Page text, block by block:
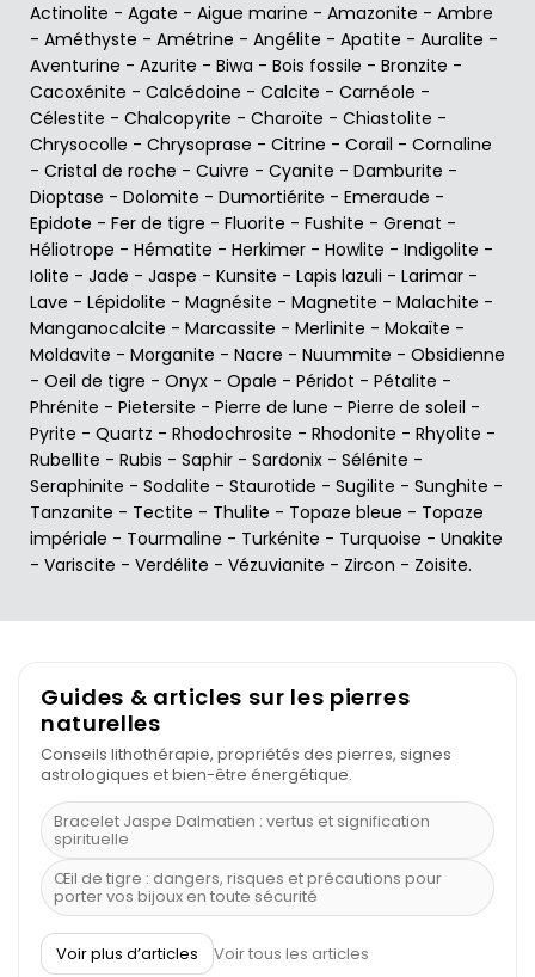
Actinolite - Agate - Aigue marine - Amazonite - Ambre
- Améthyste - Amétrine - Angélite - Apatite - Auralite -
Aventurine - Azurite - Biwa - Bois fossile - Bronzite -
Cacoxénite - Calcédoine - Calcite - Carnéole -
Célestite - Chalcopyrite - Charoïte - Chiastolite -
Chrysocolle - Chrysoprase - Citrine - Corail - Cornaline
- Cristal de roche - Cuivre - Cyanite - Damburite -
Dioptase - Dolomite - Dumortiérite - Emeraude -
Epidote - Fer de tigre - Fluorite - Fushite - Grenat -
Héliotrope - Hématite - Herkimer - Howlite - Indigolite -
Iolite - Jade - Jaspe - Kunsite - Lapis lazuli - Larimar -
Lave - Lépidolite - Magnésite - Magnetite - Malachite -
Manganocalcite - Marcassite - Merlinite - Mokaïte -
Moldavite - Morganite - Nacre - Nuummite - Obsidienne
- Oeil de tigre - Onyx - Opale - Péridot - Pétalite -
Phrénite - Pietersite - Pierre de lune - Pierre de soleil -
Pyrite - Quartz - Rhodochrosite - Rhodonite - Rhyolite -
Rubellite - Rubis - Saphir - Sardonix - Sélénite -
Seraphinite - Sodalite - Staurotide - Sugilite - Sunghite -
Tanzanite - Tectite - Thulite - Topaze bleue - Topaze
impériale - Tourmaline - Turkénite - Turquoise - Unakite
- Variscite - Verdélite - Vézuvianite - Zircon - Zoisite.
Guides & articles sur les pierres
naturelles
Conseils lithothérapie, propriétés des pierres, signes
astrologiques et bien-être énergétique.
Bracelet Jaspe Dalmatien : vertus et signification
spirituelle
Œil de tigre : dangers, risques et précautions pour
porter vos bijoux en toute sécurité
À quel poignet porter un bracelet de pierre
Voir plus d’articles Voir tous les articles